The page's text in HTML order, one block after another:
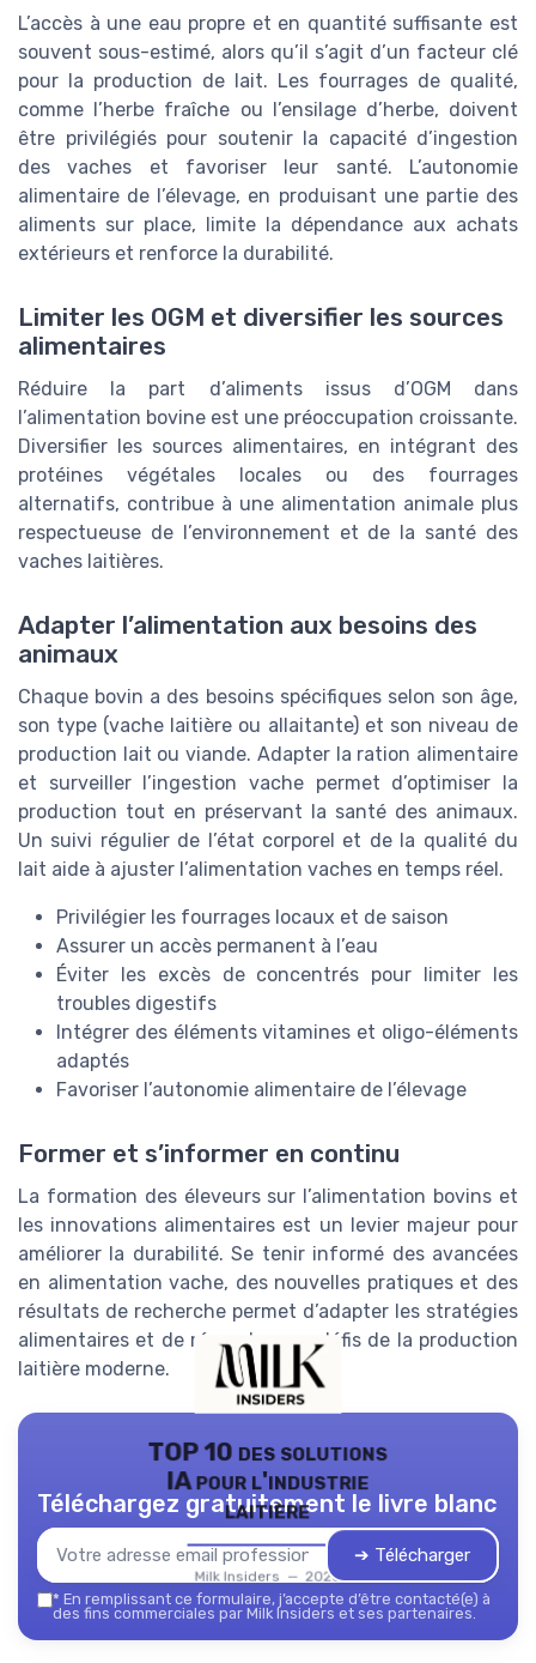
L’accès à une eau propre et en quantité suffisante est
souvent sous-estimé, alors qu’il s’agit d’un facteur clé
pour la production de lait. Les fourrages de qualité,
comme l’herbe fraîche ou l’ensilage d’herbe, doivent
être privilégiés pour soutenir la capacité d’ingestion
des vaches et favoriser leur santé. L’autonomie
alimentaire de l’élevage, en produisant une partie des
aliments sur place, limite la dépendance aux achats
extérieurs et renforce la durabilité.
Limiter les OGM et diversifier les sources
alimentaires
Réduire la part d’aliments issus d’OGM dans
l’alimentation bovine est une préoccupation croissante.
Diversifier les sources alimentaires, en intégrant des
protéines végétales locales ou des fourrages
alternatifs, contribue à une alimentation animale plus
respectueuse de l’environnement et de la santé des
vaches laitières.
Adapter l’alimentation aux besoins des
animaux
Chaque bovin a des besoins spécifiques selon son âge,
son type (vache laitière ou allaitante) et son niveau de
production lait ou viande. Adapter la ration alimentaire
et surveiller l’ingestion vache permet d’optimiser la
production tout en préservant la santé des animaux.
Un suivi régulier de l’état corporel et de la qualité du
lait aide à ajuster l’alimentation vaches en temps réel.
Privilégier les fourrages locaux et de saison
Assurer un accès permanent à l’eau
Éviter les excès de concentrés pour limiter les
troubles digestifs
Intégrer des éléments vitamines et oligo-éléments
adaptés
Favoriser l’autonomie alimentaire de l’élevage
Former et s’informer en continu
La formation des éleveurs sur l’alimentation bovins et
les innovations alimentaires est un levier majeur pour
améliorer la durabilité. Se tenir informé des avancées
en alimentation vache, des nouvelles pratiques et des
résultats de recherche permet d’adapter les stratégies
alimentaires et de répondre aux défis de la production
laitière moderne.
TOP 10 des solutions
IA pour l'industrie
laitière
Milk Insiders — 2026
Téléchargez gratuitement le livre blanc
➔ Télécharger
* En remplissant ce formulaire, j’accepte d’être contacté(e) à
des fins commerciales par Milk Insiders et ses partenaires.